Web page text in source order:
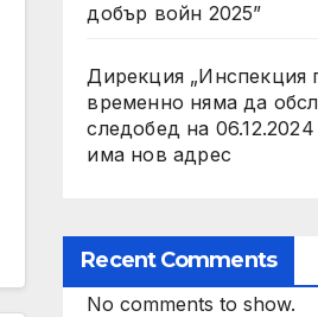
добър войн 2025”
Дирекция „Инспекция
временно няма да
следобед на
има нов адрес
Recent Comments
No comments to show.